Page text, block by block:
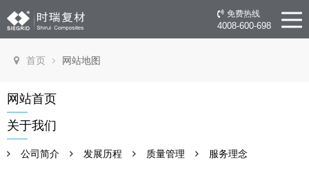
免费热线
4008-600-698
首页 网站地图
网站首页
关于我们
公司简介 发展历程 质量管理 服务理念